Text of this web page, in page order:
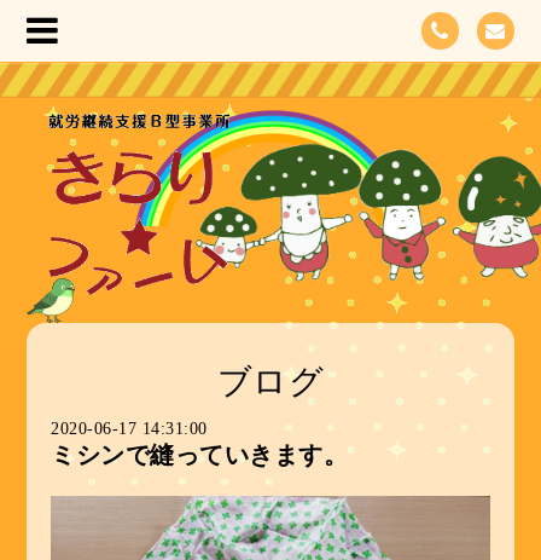
ブログ
2020-06-17 14:31:00
ミシンで縫っていきます。